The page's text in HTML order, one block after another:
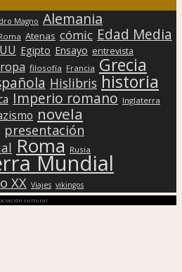
Magno Alemania
Atenas cómic Edad Media
Egipto Ensayo entrevista
filosofía Francia Grecia
Hislibris historia
Imperio romano Inglaterra
novela
presentación
Roma Rusia
Mundial
XX Viajes vikingos
cultural